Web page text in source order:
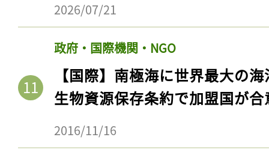
2026/07/21
政府・国際機関・NGO
【国際】南極海に世界最大の
生物資源保存条約で加盟国が合
2016/11/16